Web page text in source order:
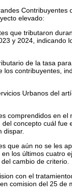
Contribuyentes
elevado:
que tributaron
y 2024, indicando
de la tasa
los contribuyentes,
Urbanos del
comprendidos en el
concepto cuál fue
dispar.
que aún no se les
los últimos cuatro
cambio de criterio.
con el
comision del 25 de